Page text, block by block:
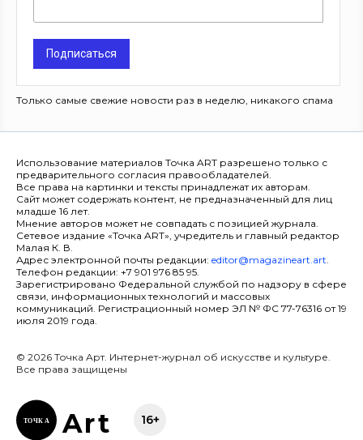
Подписаться
Только самые свежие новости раз в неделю, никакого спама
Использование материалов Точка ART разрешено только с
предварительного согласия правообладателей.
Все права на картинки и тексты принадлежат их авторам.
Сайт может содержать контент, не предназначенный для лиц
младше 16 лет.
Мнение авторов может не совпадать с позицией журнала.
Сетевое издание «Точка ART», учредитель и главный редактор
Малая К. В.
Адрес электронной почты редакции: editor@magazineart.art.
Телефон редакции: +7 901 976 85 95.
Зарегистрировано Федеральной службой по надзору в сфере
связи, информационных технологий и массовых
коммуникаций. Регистрационный номер ЭЛ № ФС 77-76316 от 19
июля 2019 года.
© 2026 Точка Арт. Интернет-журнал об искусстве и культуре.
Все права защищены
ТОЧК А Art 16+